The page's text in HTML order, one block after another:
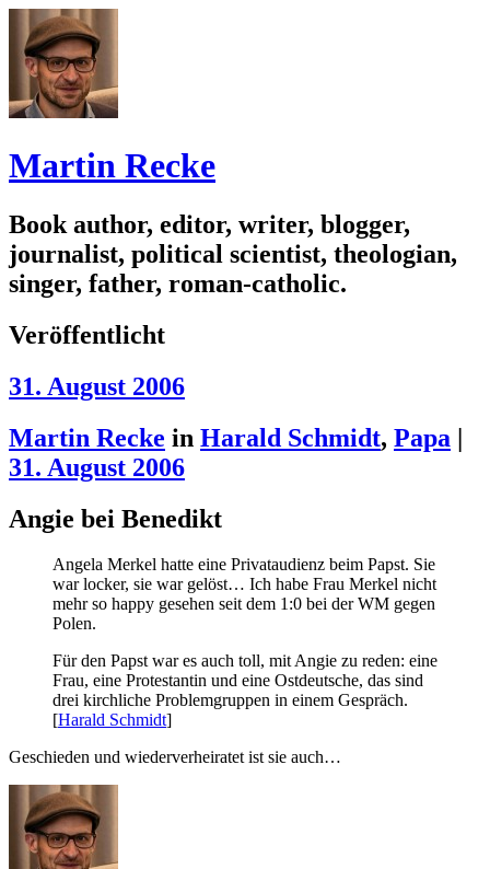
Martin Recke
Book author, editor, writer, blogger,
journalist, political scientist, theologian,
singer, father, roman-catholic.
Veröffentlicht
31. August 2006
Martin Recke in Harald Schmidt, Papa |
31. August 2006
Angie bei Benedikt
Angela Merkel hatte eine Privataudienz beim Papst. Sie
war locker, sie war gelöst… Ich habe Frau Merkel nicht
mehr so happy gesehen seit dem 1:0 bei der WM gegen
Polen.
Für den Papst war es auch toll, mit Angie zu reden: eine
Frau, eine Protestantin und eine Ostdeutsche, das sind
drei kirchliche Problemgruppen in einem Gespräch.
[Harald Schmidt]
Geschieden und wiederverheiratet ist sie auch…